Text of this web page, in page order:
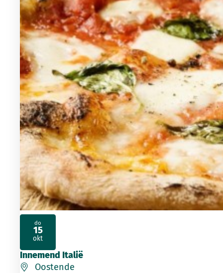
Innemend Italië
Oostende
do
15
okt
2026